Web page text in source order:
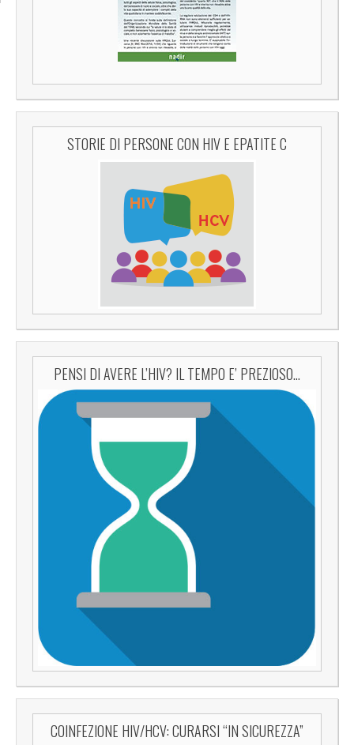
STORIE DI PERSONE CON HIV E EPATITE C
PENSI DI AVERE L’HIV? IL TEMPO E’ PREZIOSO…
COINFEZIONE HIV/HCV: CURARSI “IN SICUREZZA”